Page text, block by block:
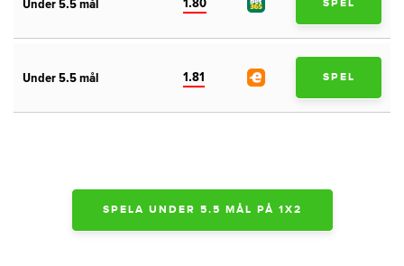
Under 5.5 mål SPEL
Under 5.5 mål 1.81 SPEL
SPELA UNDER 5.5 MÅL PÅ 1X2